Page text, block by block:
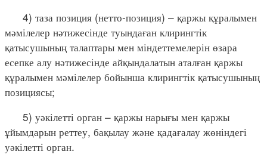
4) таза позиция (нетто-позиция) – қаржы құралымен
мәмілелер нәтижесінде туындаған клирингтік
қатысушының талаптары мен міндеттемелерін өзара
есепке алу нәтижесінде айқындалатын аталған қаржы
құралымен мәмілелер бойынша клирингтік қатысушының
позициясы;
5) уәкілетті орган – қаржы нарығы мен қаржы
ұйымдарын реттеу, бақылау және қадағалау жөніндегі
уәкілетті орган.